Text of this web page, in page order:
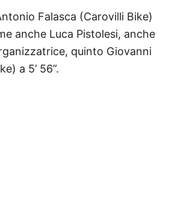
Falasca (Carovilli Bike)
anche Luca Pistolesi, anche
quinto Giovanni
a 5’ 56”.